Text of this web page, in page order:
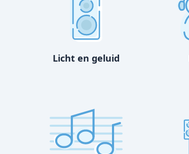
Licht en geluid